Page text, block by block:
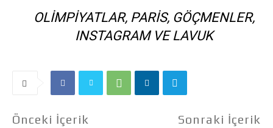
OLIMPIYATLAR, PARIS, GÖÇMENLER,
INSTAGRAM VE LAVUK
Önceki İçerik Sonraki İçerik